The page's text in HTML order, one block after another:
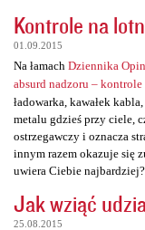
Kontrole na
01.09.2015
Na łamach Dziennika
absurd nadzoru –
ładowarka, kawałek
metalu gdzieś przy ciele,
ostrzegawczy i oznacza
innym razem okazuje się
uwiera Ciebie najbardziej?
Jak wziąć
25.08.2015